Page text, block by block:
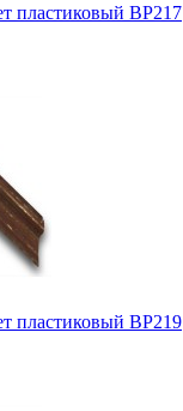
пластиковый BP217
пластиковый BP219